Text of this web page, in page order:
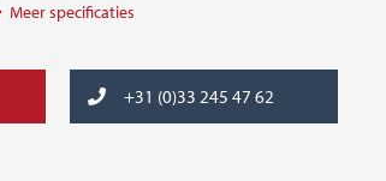
Meerspecificaties
+31 (0)33 245 47 62